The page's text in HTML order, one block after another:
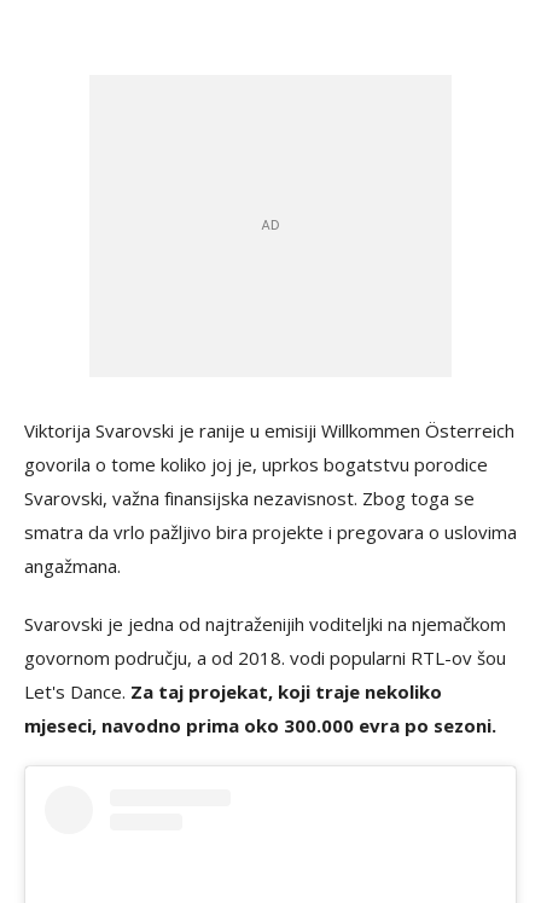
Viktorija Svarovski je ranije u emisiji Willkommen Österreich
govorila o tome koliko joj je, uprkos bogatstvu porodice
Svarovski, važna finansijska nezavisnost. Zbog toga se
smatra da vrlo pažljivo bira projekte i pregovara o uslovima
angažmana.
Svarovski je jedna od najtraženijih voditeljki na njemačkom
govornom području, a od 2018. vodi popularni RTL-ov šou
Let's Dance. Za taj projekat, koji traje nekoliko
mjeseci, navodno prima oko 300.000 evra po sezoni.